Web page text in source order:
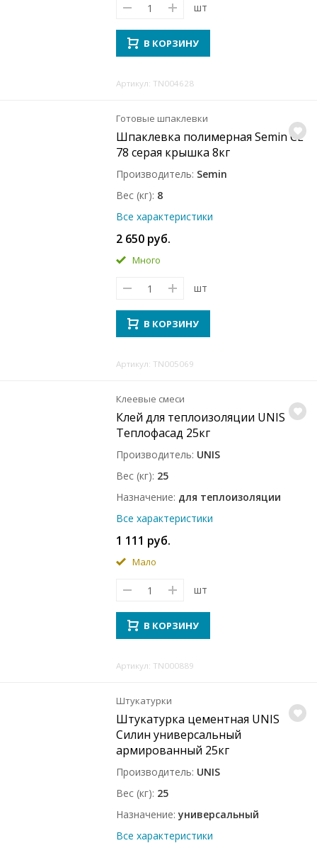
шт
В КОРЗИНУ
Артикул: TN004628
Готовые шпаклевки
Шпаклевка полимерная Semin CE
78 серая крышка 8кг
Производитель Semin
Вес (кг) 8
Все характеристики
2 650 руб.
Много
шт
В КОРЗИНУ
Артикул: TN005069
Клеевые смеси
Клей для теплоизоляции UNIS
Теплофасад 25кг
Производитель UNIS
Вес (кг) 25
Назначение для теплоизоляции
Все характеристики
1 111 руб.
Мало
шт
В КОРЗИНУ
Артикул: TN000889
Штукатурки
Штукатурка цементная UNIS
Силин универсальный
армированный 25кг
Производитель UNIS
Вес (кг) 25
Назначение универсальный
Все характеристики